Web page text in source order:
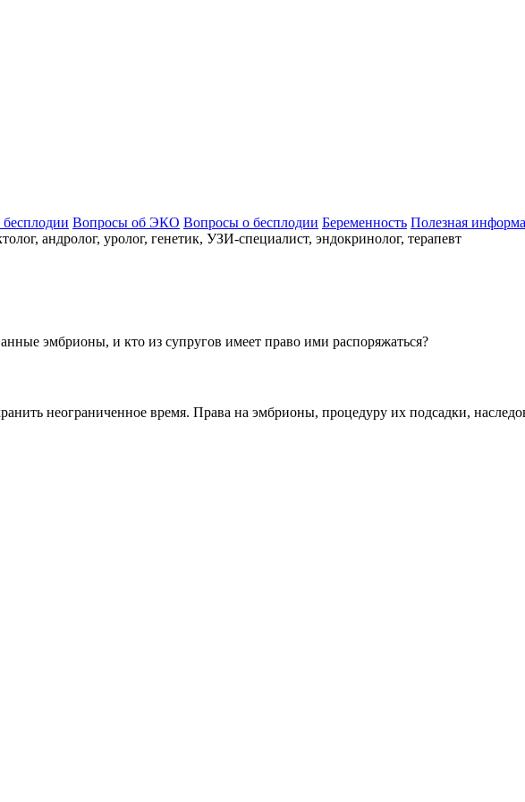
Вопросы об ЭКО Вопросы о бесплодии Беременность Полезная
андролог, уролог, генетик, УЗИ-специалист, эндокринолог, терапевт
эмбрионы, и кто из супругов имеет право ими распоряжаться?
неограниченное время. Права на эмбрионы, процедуру их подсадки,